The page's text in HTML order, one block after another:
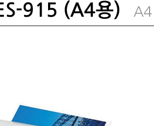
915 (A4용) A4